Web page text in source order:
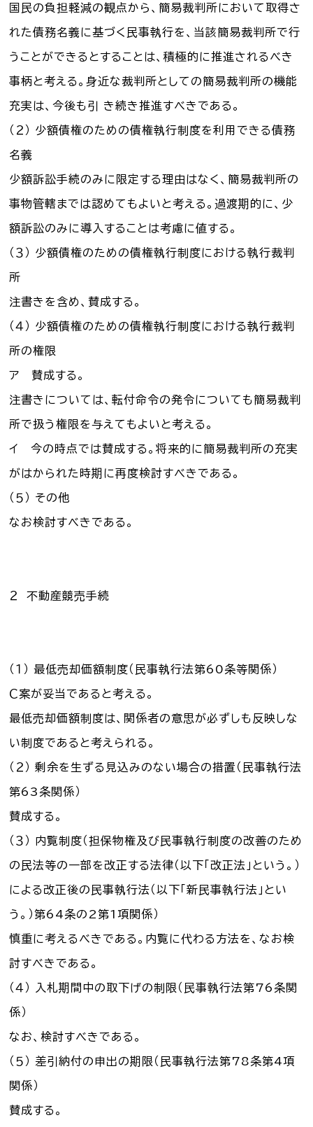
国民の負担軽減の観点から、簡易裁判所において取得さ
れた債務名義に基づく民事執行を、当該簡易裁判所で行
うことができるとすることは、積極的に推進されるべき
事柄と考える。身近な裁判所としての簡易裁判所の機能
充実は、今後も引 き続き推進すべきである。
（２） 少額債権のための債権執行制度を利用できる債務
名義
少額訴訟手続のみに限定する理由はなく、簡易裁判所の
事物管轄までは認めてもよいと考える。過渡期的に、少
額訴訟のみに導入することは考慮に値する。
（３） 少額債権のための債権執行制度における執行裁判
所
注書きを含め、賛成する。
（４） 少額債権のための債権執行制度における執行裁判
所の権限
ア 賛成する。
注書きについては、転付命令の発令についても簡易裁判
所で扱う権限を与えてもよいと考える。
イ 今の時点では賛成する。将来的に簡易裁判所の充実
がはかられた時期に再度検討すべきである。
（５） その他
なお検討すべきである。
２ 不動産競売手続
（１） 最低売却価額制度（民事執行法第60条等関係）
Ｃ案が妥当であると考える。
最低売却価額制度は、関係者の意思が必ずしも反映しな
い制度であると考えられる。
（２） 剰余を生ずる見込みのない場合の措置（民事執行法
第63条関係）
賛成する。
（３） 内覧制度（担保物権及び民事執行制度の改善のため
の民法等の一部を改正する法律（以下「改正法」という。）
による改正後の民事執行法（以下「新民事執行法」とい
う。）第64条の2第1項関係）
慎重に考えるべきである。内覧に代わる方法を、なお検
討すべきである。
（４） 入札期間中の取下げの制限（民事執行法第76条関
係）
なお、検討すべきである。
（５） 差引納付の申出の期限（民事執行法第78条第4項
関係）
賛成する。